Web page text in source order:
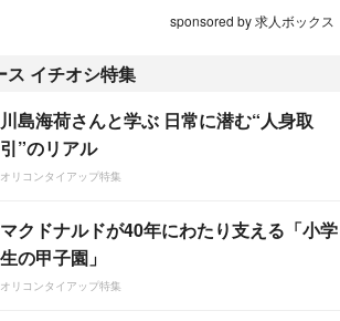
sponsored by 求人ボックス
ス イチオシ特集
川島海荷さんと学ぶ 日常に潜む“人身取
引”のリアル
オリコンタイアップ特集
マクドナルドが40年にわたり支える「小学
生の甲子園」
オリコンタイアップ特集